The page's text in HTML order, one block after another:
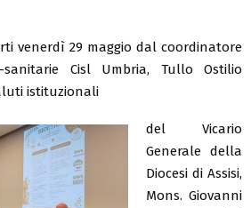
venerdì 29 maggio dal coordinatore
Cisl Umbria, Tullo Ostilio
istituzionali
del Vicario
Generale della
Diocesi di Assisi,
Mons. Giovanni